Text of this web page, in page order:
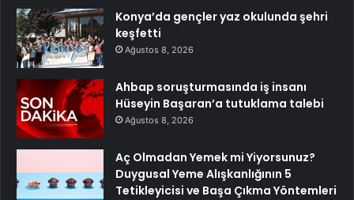
Konya’da gençler yaz okulunda şehri
keşfetti
Ağustos 8, 2026
Ahbap soruşturmasında iş insanı
Hüseyin Başaran’a tutuklama talebi
Ağustos 8, 2026
Aç Olmadan Yemek mi Yiyorsunuz?
Duygusal Yeme Alışkanlığının 5
Tetikleyicisi ve Başa Çıkma Yöntemleri